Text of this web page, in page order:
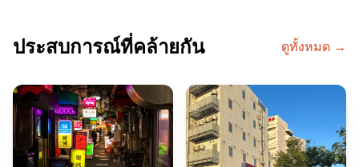
ประสบการณ์ที่คล้ายกัน ดูทั้งหมด →